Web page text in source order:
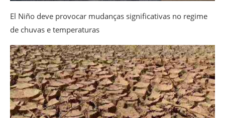
El Niño deve provocar mudanças significativas no regime
de chuvas e temperaturas